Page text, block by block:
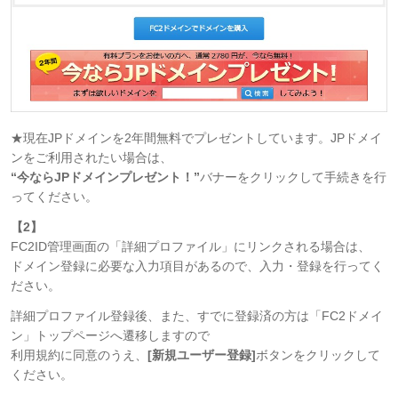
★現在JPドメインを2年間無料でプレゼントしています。JPドメイ
ンをご利用されたい場合は、
“今ならJPドメインプレゼント！”バナーをクリックして手続きを行
ってください。
【2】
FC2ID管理画面の「詳細プロファイル」にリンクされる場合は、
ドメイン登録に必要な入力項目があるので、入力・登録を行ってく
ださい。
詳細プロファイル登録後、また、すでに登録済の方は「FC2ドメイ
ン」トップページへ遷移しますので
利用規約に同意のうえ、 [新規ユーザー登録]ボタンをクリックして
ください。